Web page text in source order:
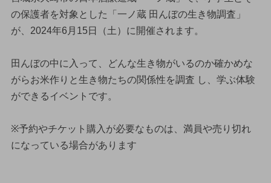
の保護者を対象とした「一ノ蔵 田んぼの生き物調査」
が、2024年6月15日（土）に開催されます。
田んぼの中に入って、どんな生き物がいるのか確かめな
がらお米作りと生き物たちの関係性を調査 し、学ぶ体験
ができるイベントです。
※予約やチケット購入が必要なものは、満員や売り切れ
になっている場合があります